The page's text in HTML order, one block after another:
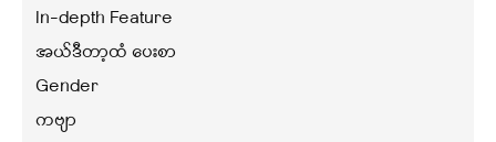
In-depth Feature
အယ်ဒီတာ့ထံ ပေးစာ
Gender
ကဗျာ